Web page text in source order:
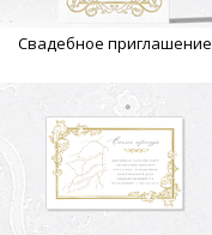
Свадебное приглашение